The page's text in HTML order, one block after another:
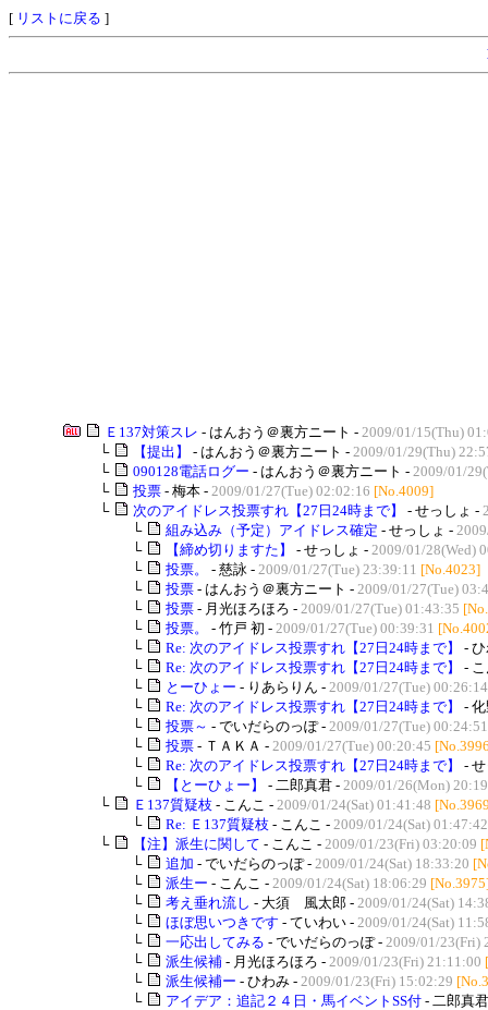
[ リストに戻る ]
Ｅ137対策スレ - はんおう＠裏方ニート - 2009/01/15(Thu)
└
【提出】 - はんおう＠裏方ニート - 2009/01/29(Thu)
└
090128電話ログー - はんおう＠裏方ニート - 2009/01/
└
投票 - 梅本 - 2009/01/27(Tue) 02:02:16 [No.4009]
└
次のアイドレス投票すれ【27日24時まで】 - せっしょ -
└
組み込み（予定）アイドレス確定 - せっしょ -
└
【締め切りますた】 - せっしょ - 2009/01/28(Wed)
└
投票。 - 慈詠 - 2009/01/27(Tue) 23:39:11 [No.4023]
└
投票 - はんおう＠裏方ニート - 2009/01/27(Tue)
└
投票 - 月光ほろほろ - 2009/01/27(Tue) 01:43:35
└
投票。 - 竹戸 初 - 2009/01/27(Tue) 00:39:31
└
Re: 次のアイドレス投票すれ【27日24時まで】
-
└
Re: 次のアイドレス投票すれ【27日24時まで】
-
└
とーひょー - りあらりん - 2009/01/27(Tue) 00:26:14
└
Re: 次のアイドレス投票すれ【27日24時まで】
-
└
投票～ - でいだらのっぽ - 2009/01/27(Tue) 00:24:51
└
投票 - ＴＡＫＡ - 2009/01/27(Tue) 00:20:45
└
Re: 次のアイドレス投票すれ【27日24時まで】
-
└
【とーひょー】 - 二郎真君 - 2009/01/26(Mon)
└
Ｅ137質疑枝 - こんこ - 2009/01/24(Sat) 01:41:48
└
Re: Ｅ137質疑枝 - こんこ - 2009/01/24(Sat) 01:47:42
└
【注】派生に関して - こんこ - 2009/01/23(Fri) 03:20:09
└
追加 - でいだらのっぽ - 2009/01/24(Sat) 18:33:20
└
派生ー - こんこ - 2009/01/24(Sat) 18:06:29
└
考え垂れ流し - 大須 風太郎 - 2009/01/24(Sat)
└
ほぼ思いつきです - ていわい - 2009/01/24(Sat)
└
一応出してみる - でいだらのっぽ - 2009/01/23(Fri)
└
派生候補 - 月光ほろほろ - 2009/01/23(Fri) 21:11:00
└
派生候補ー - ひわみ - 2009/01/23(Fri) 15:02:29
└
アイデア：追記２４日・馬イベントSS付 - 二郎真